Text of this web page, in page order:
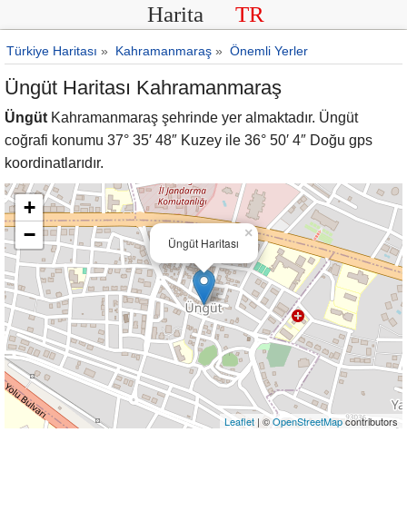
Harita TR
Türkiye Haritası » Kahramanmaraş » Önemli Yerler
Üngüt Haritası Kahramanmaraş
Üngüt Kahramanmaraş şehrinde yer almaktadır. Üngüt
coğrafi konumu 37° 35′ 48″ Kuzey ile 36° 50′ 4″ Doğu gps
koordinatlarıdır.
Üngüt Haritası
×
+
−
Leaflet | ©OpenStreetMapcontributors